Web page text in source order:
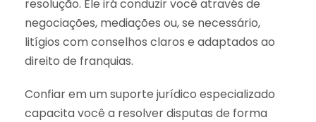
resolução. Ele irá conduzir você através de
negociações, mediações ou, se necessário,
litígios com conselhos claros e adaptados ao
direito de franquias.
Confiar em um suporte jurídico especializado
capacita você a resolver disputas de forma